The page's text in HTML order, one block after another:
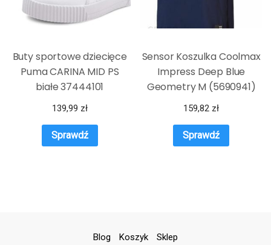
Buty sportowe dziecięce
Puma CARINA MID PS
białe 37444101
139,99 zł
Sprawdź
Sensor Koszulka Coolmax
Impress Deep Blue
Geometry M (5690941)
159,82 zł
Sprawdź
Blog Koszyk Sklep